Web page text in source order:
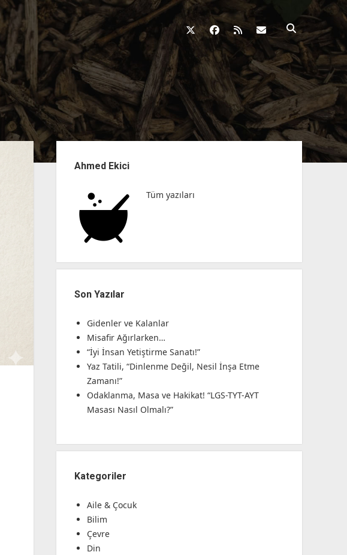
twitterfacebook
rss
MenüAhmed Ekici
Tüm yazıları
Son Yazılar
Gidenler ve Kalanlar
Misafir Ağırlarken…
“İyi İnsan Yetiştirme Sanatı!”
Yaz Tatili, “Dinlenme Değil, Nesil İnşa Etme
Zamanı!”
Odaklanma, Masa ve Hakikat! “LGS-TYT-AYT
Masası Nasıl Olmalı?”
Kategoriler
Aile & Çocuk
Bilim
Çevre
Din